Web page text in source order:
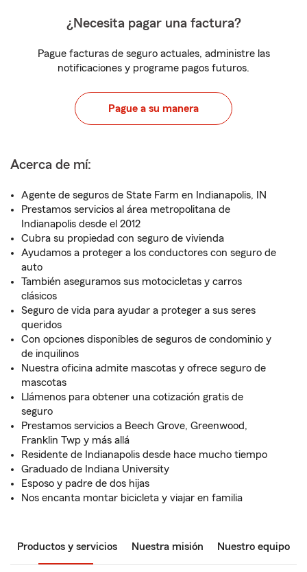
¿Necesita pagar una factura?
Pague facturas de seguro actuales, administre las
notificaciones y programe pagos futuros.
Pague a su manera
Acerca de mí:
Agente de seguros de State Farm en Indianapolis, IN
Prestamos servicios al área metropolitana de
Indianapolis desde el 2012
Cubra su propiedad con seguro de vivienda
Ayudamos a proteger a los conductores con seguro de
auto
También aseguramos sus motocicletas y carros
clásicos
Seguro de vida para ayudar a proteger a sus seres
queridos
Con opciones disponibles de seguros de condominio y
de inquilinos
Nuestra oficina admite mascotas y ofrece seguro de
mascotas
Llámenos para obtener una cotización gratis de
seguro
Prestamos servicios a Beech Grove, Greenwood,
Franklin Twp y más allá
Residente de Indianapolis desde hace mucho tiempo
Graduado de Indiana University
Esposo y padre de dos hijas
Nos encanta montar bicicleta y viajar en familia
Productos y servicios Nuestra misión Nuestro equipo